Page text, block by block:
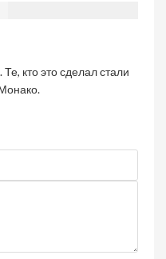
кто это сделал стали